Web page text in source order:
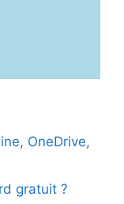
, OneDrive,
gratuit ?